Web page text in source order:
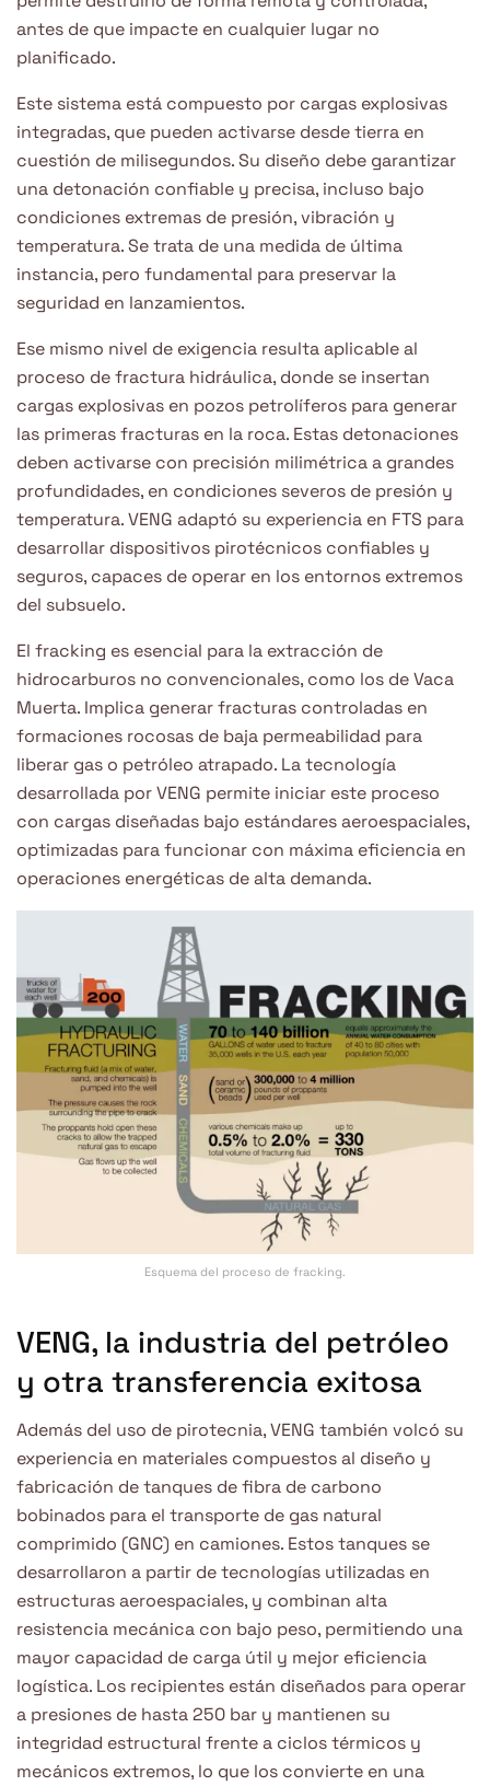
antes de que impacte en cualquier lugar no
planificado.
Este sistema está compuesto por cargas explosivas
integradas, que pueden activarse desde tierra en
cuestión de milisegundos. Su diseño debe garantizar
una detonación confiable y precisa, incluso bajo
condiciones extremas de presión, vibración y
temperatura. Se trata de una medida de última
instancia, pero fundamental para preservar la
seguridad en lanzamientos.
Ese mismo nivel de exigencia resulta aplicable al
proceso de fractura hidráulica, donde se insertan
cargas explosivas en pozos petrolíferos para generar
las primeras fracturas en la roca. Estas detonaciones
deben activarse con precisión milimétrica a grandes
profundidades, en condiciones severos de presión y
temperatura. VENG adaptó su experiencia en FTS para
desarrollar dispositivos pirotécnicos confiables y
seguros, capaces de operar en los entornos extremos
del subsuelo.
El fracking es esencial para la extracción de
hidrocarburos no convencionales, como los de Vaca
Muerta. Implica generar fracturas controladas en
formaciones rocosas de baja permeabilidad para
liberar gas o petróleo atrapado. La tecnología
desarrollada por VENG permite iniciar este proceso
con cargas diseñadas bajo estándares aeroespaciales,
optimizadas para funcionar con máxima eficiencia en
operaciones energéticas de alta demanda.
Esquema del proceso de fracking.
VENG, la industria del petróleo
y otra transferencia exitosa
Además del uso de pirotecnia, VENG también volcó su
experiencia en materiales compuestos al diseño y
fabricación de tanques de fibra de carbono
bobinados para el transporte de gas natural
comprimido (GNC) en camiones. Estos tanques se
desarrollaron a partir de tecnologías utilizadas en
estructuras aeroespaciales, y combinan alta
resistencia mecánica con bajo peso, permitiendo una
mayor capacidad de carga útil y mejor eficiencia
logística. Los recipientes están diseñados para operar
a presiones de hasta 250 bar y mantienen su
integridad estructural frente a ciclos térmicos y
mecánicos extremos, lo que los convierte en una